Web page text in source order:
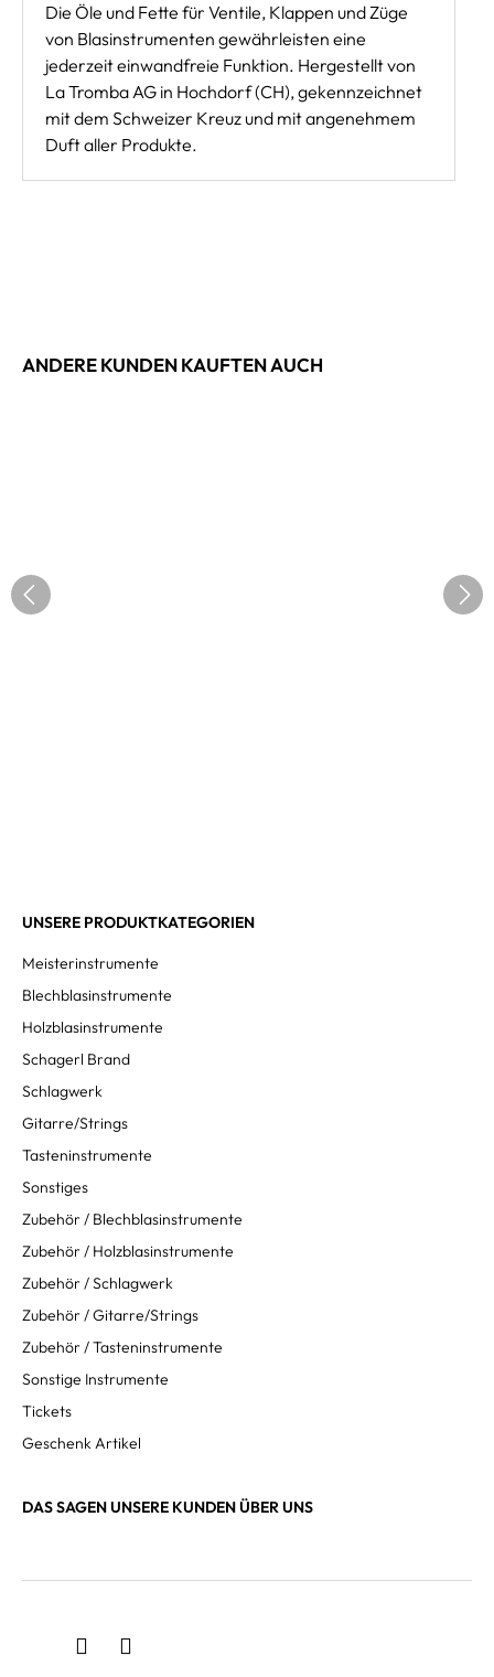
Die Öle und Fette für Ventile, Klappen und Züge
von Blasinstrumenten gewährleisten eine
jederzeit einwandfreie Funktion. Hergestellt von
La Tromba AG in Hochdorf (CH), gekennzeichnet
mit dem Schweizer Kreuz und mit angenehmem
Duft aller Produkte.
ANDERE KUNDEN KAUFTEN AUCH
UNSERE PRODUKTKATEGORIEN
Meisterinstrumente
Blechblasinstrumente
Holzblasinstrumente
Schagerl Brand
Schlagwerk
Gitarre/Strings
Tasteninstrumente
Sonstiges
Zubehör / Blechblasinstrumente
Zubehör / Holzblasinstrumente
Zubehör / Schlagwerk
Zubehör / Gitarre/Strings
Zubehör / Tasteninstrumente
Sonstige Instrumente
Tickets
Geschenk Artikel
DAS SAGEN UNSERE KUNDEN ÜBER UNS